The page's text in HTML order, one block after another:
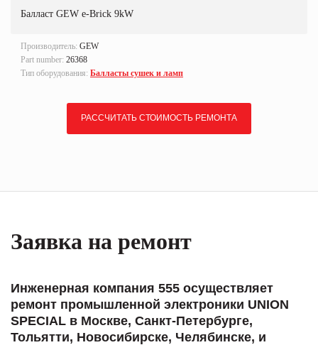
Балласт GEW e-Brick 9kW
Производитель: GEW
Part number: 26368
Тип оборудования: Балласты сушек и ламп
РАССЧИТАТЬ СТОИМОСТЬ РЕМОНТА
Заявка на ремонт
Инженерная компания 555 осуществляет
ремонт промышленной электроники UNION
SPECIAL в Москве, Санкт-Петербурге,
Тольятти, Новосибирске, Челябинске, и